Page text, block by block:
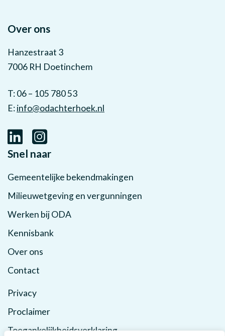
Over ons
Hanzestraat 3
7006 RH Doetinchem
T: 06 – 105 780 53
E:info@odachterhoek.nl
Snel naar
Gemeentelijke bekendmakingen
Milieuwetgeving en vergunningen
Werken bij ODA
Kennisbank
Over ons
Contact
Privacy
Proclaimer
Toegankelijkheidsverklaring